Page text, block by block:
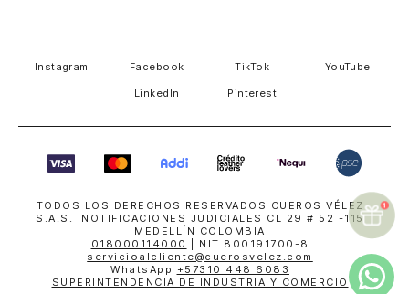
Instagram Facebook TikTok YouTube
LinkedIn Pinterest
TODOS LOS DERECHOS RESERVADOS CUEROS VÉLEZ
S.A.S. NOTIFICACIONES JUDICIALES CL 29 # 52 -115
MEDELLÍN COLOMBIA
018000114000
| NIT 800191700-8
servicioalcliente@cuerosvelez.com
WhatsApp +57310 448 6083
SUPERINTENDENCIA DE INDUSTRIA Y COMERCIO